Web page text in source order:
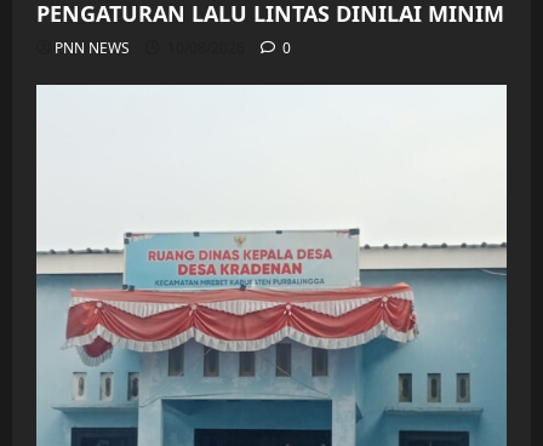
PENGATURAN LALU LINTAS DINILAI MINIM
PNN NEWS 0